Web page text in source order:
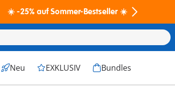
☀️ -25% auf Sommer-Bestseller ☀️
Neu EXKLUSIV Bundles